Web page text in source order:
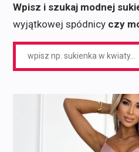
Wpisz i szukaj modnej
wyjątkowej spódnicy czy